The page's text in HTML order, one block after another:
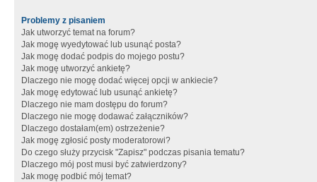
Problemy z pisaniem
Jak utworzyć temat na forum?
Jak mogę wyedytować lub usunąć posta?
Jak mogę dodać podpis do mojego postu?
Jak mogę utworzyć ankietę?
Dlaczego nie mogę dodać więcej opcji w ankiecie?
Jak mogę edytować lub usunąć ankietę?
Dlaczego nie mam dostępu do forum?
Dlaczego nie mogę dodawać załączników?
Dlaczego dostałam(em) ostrzeżenie?
Jak mogę zgłosić posty moderatorowi?
Do czego służy przycisk "Zapisz" podczas pisania tematu?
Dlaczego mój post musi być zatwierdzony?
Jak mogę podbić mój temat?